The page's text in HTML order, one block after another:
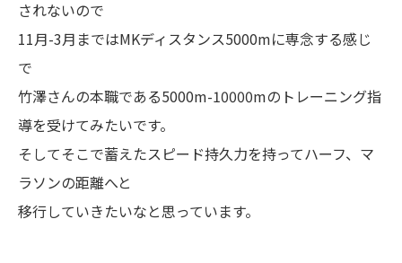
されないので
11月-3月まではMKディスタンス5000mに専念する感じ
で
竹澤さんの本職である5000m-10000mのトレーニング指
導を受けてみたいです。
そしてそこで蓄えたスピード持久力を持ってハーフ、マ
ラソンの距離へと
移行していきたいなと思っています。